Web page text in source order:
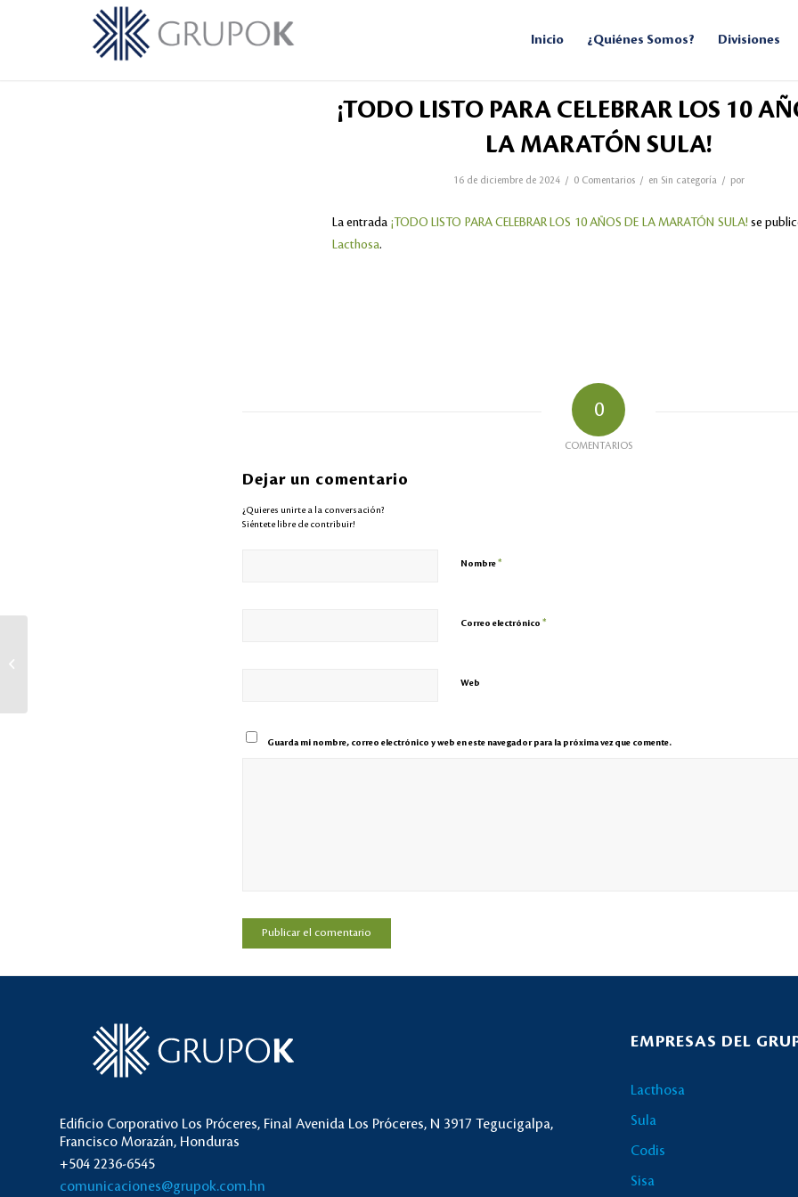
Inicio ¿Quiénes Somos? Divisiones
¡TODO LISTO PARA CELEBRAR LOS 10
LA MARATÓN SULA!
16 de diciembre de 2024 / 0 Comentarios / en Sin categoría / por
La entrada ¡TODO LISTO PARA CELEBRAR LOS 10 AÑOS DE LA MARATÓN SULA! se
Lacthosa.
0
COMENTARIOS
Dejar un comentario
¿Quieres unirte a la conversación?
Siéntete libre de contribuir!
Nombre*
Correo electrónico *
Web
Guarda mi nombre, correo electrónico y web en este navegador para la próxima vez que comente.
Edificio Corporativo Los Próceres, Final Avenida Los Próceres, N 3917 Tegucigalpa,
Francisco Morazán, Honduras
+504 2236-6545
comunicaciones@grupok.com.hn
EMPRESAS DEL
Lacthosa
Sula
Codis
Sisa